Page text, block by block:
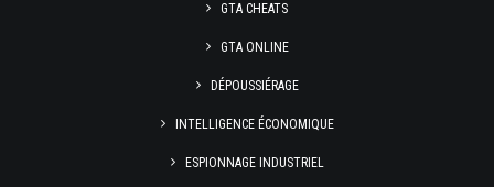
GTA CHEATS
GTA ONLINE
DÉPOUSSIÉRAGE
INTELLIGENCE ÉCONOMIQUE
ESPIONNAGE INDUSTRIEL